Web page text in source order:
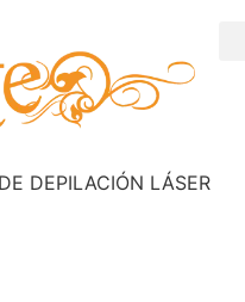
DEPILACIÓN LÁSER